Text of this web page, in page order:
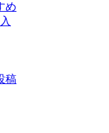
め
稿